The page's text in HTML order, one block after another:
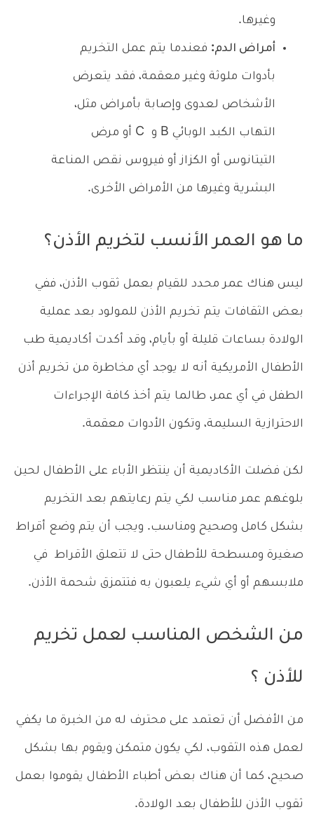
وغيرها.
أمراض الدم: فعندما يتم عمل التخريم
بأدوات ملوثة وغير معقمة، فقد يتعرض
الأشخاص لعدوى وإصابة بأمراض مثل،
التهاب الكبد الوبائي B و C أو مرض
التيتانوس أو الكزاز أو فيروس نقص المناعة
البشرية وغيرها من الأمراض الأخرى.
ما هو العمر الأنسب لتخريم الأذن؟
ليس هناك عمر محدد للقيام بعمل ثقوب الأذن، ففي
بعض الثقافات يتم تخريم الأذن للمولود بعد عملية
الولادة بساعات قليلة أو بأيام، وقد أكدت أكاديمية طب
الأطفال الأمريكية أنه لا يوجد أي مخاطرة من تخريم أذن
الطفل في أي عمر، طالما يتم أخذ كافة الإجراءات
الاحترازية السليمة، وتكون الأدوات معقمة.
لكن فضلت الأكاديمية أن ينتظر الأباء على الأطفال لحين
بلوغهم عمر مناسب لكي يتم رعايتهم بعد التخريم
بشكل كامل وصحيح ومناسب. ويجب أن يتم وضع أقراط
صغيرة ومسطحة للأطفال حتى لا تتعلق الأقراط في
ملابسهم أو أي شيء يلعبون به فتتمزق شحمة الأذن.
من الشخص المناسب لعمل تخريم
للأذن ؟
من الأفضل أن تعتمد على محترف له من الخبرة ما يكفي
لعمل هذه الثقوب، لكي يكون متمكن ويقوم بها بشكل
صحيح، كما أن هناك بعض أطباء الأطفال يقوموا بعمل
ثقوب الأذن للأطفال بعد الولادة.